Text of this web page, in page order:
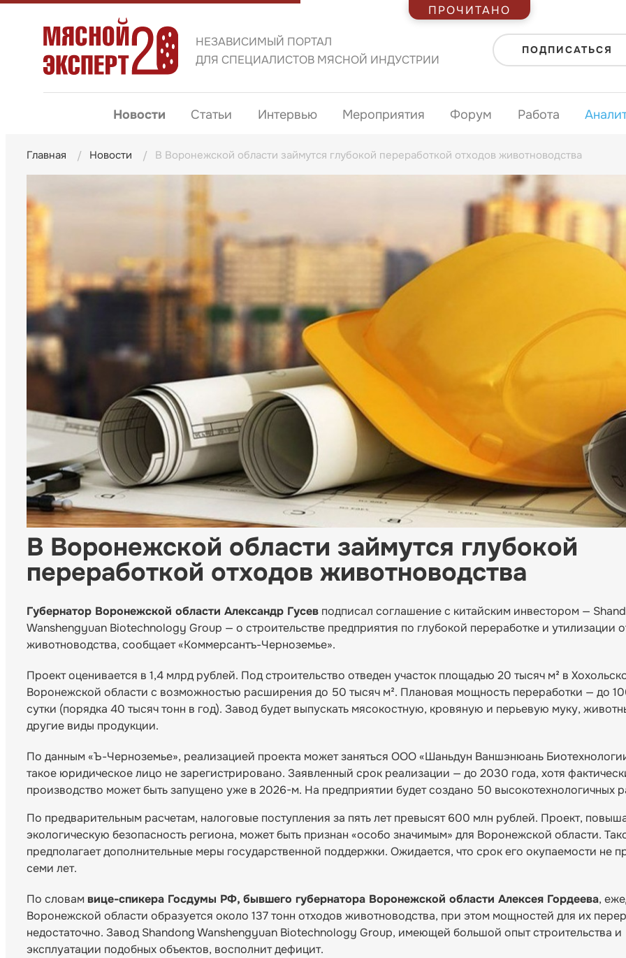
НЕЗАВИСИМЫЙ ПОРТАЛ
ДЛЯ СПЕЦИАЛИСТОВ МЯСНОЙ ИНДУСТРИИ
ПОДПИСАТЬСЯ
Новости Статьи Интервью Мероприятия Форум Работа
Главная Новости В Воронежской области займутся глубокой переработкой отходов животноводства
В Воронежской области займутся глубокой
переработкой отходов животноводства
Губернатор Воронежской области Александр Гусев подписал соглашение с китайским инвестором —
Wanshengyuan Biotechnology Group — о строительстве предприятия по глубокой переработке и утилизации
животноводства, сообщает «Коммерсантъ-Черноземье».
Проект оценивается в 1,4 млрд рублей. Под строительство отведен участок площадью 20 тысяч м² в
Воронежской области с возможностью расширения до 50 тысяч м². Плановая мощность переработки — до
сутки (порядка 40 тысяч тонн в год). Завод будет выпускать мясокостную, кровяную и перьевую муку,
другие виды продукции.
По данным «Ъ-Черноземье», реализацией проекта может заняться ООО «Шаньдун Ваншэнюань
такое юридическое лицо не зарегистрировано. Заявленный срок реализации — до 2030 года, хотя
производство может быть запущено уже в 2026-м. На предприятии будет создано 50 высокотехнологичных
По предварительным расчетам, налоговые поступления за пять лет превысят 600 млн рублей. Проект,
экологическую безопасность региона, может быть признан «особо значимым» для Воронежской области.
предполагает дополнительные меры государственной поддержки. Ожидается, что срок его окупаемости не
семи лет.
По словам вице-спикера Госдумы РФ, бывшего губернатора Воронежской области Алексея Гордеева,
Воронежской области образуется около 137 тонн отходов животноводства, при этом мощностей для их
недостаточно. Завод Shandong Wanshengyuan Biotechnology Group, имеющей большой опыт строительства и
эксплуатации подобных объектов, восполнит дефицит.
ПРОЧИТАНО